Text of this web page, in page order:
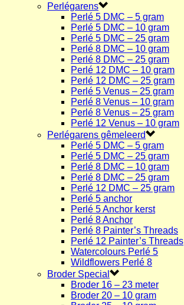
Perlégarens
Perlé 5 DMC – 5 gram
Perlé 5 DMC – 10 gram
Perlé 5 DMC – 25 gram
Perlé 8 DMC – 10 gram
Perlé 8 DMC – 25 gram
Perlé 12 DMC – 10 gram
Perlé 12 DMC – 25 gram
Perlé 5 Venus – 25 gram
Perlé 8 Venus – 10 gram
Perlé 8 Venus – 25 gram
Perlé 12 Venus – 10 gram
Perlégarens gêmeleerd
Perlé 5 DMC – 5 gram
Perlé 5 DMC – 25 gram
Perlé 8 DMC – 10 gram
Perlé 8 DMC – 25 gram
Perlé 12 DMC – 25 gram
Perlé 5 anchor
Perlé 5 Anchor kerst
Perlé 8 Anchor
Perlé 8 Painter’s Threads
Perlé 12 Painter’s Threads
Watercolours Perlé 5
Wildflowers Perlé 8
Broder Special
Broder 16 – 23 meter
Broder 20 – 10 gram